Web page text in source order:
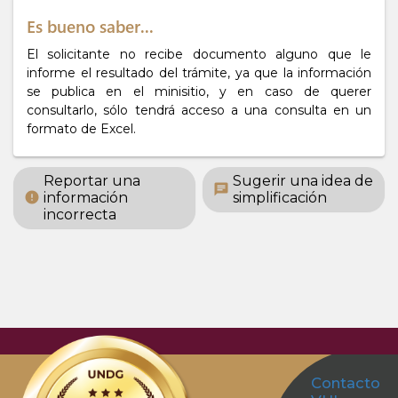
Es bueno saber...
El solicitante no recibe documento alguno que le
informe el resultado del trámite, ya que la información
se publica en el minisitio, y en caso de querer
consultarlo, sólo tendrá acceso a una consulta en un
formato de Excel.
error
Reportar una
información
incorrecta
chat Sugerir una idea de
simplificación
Contacto